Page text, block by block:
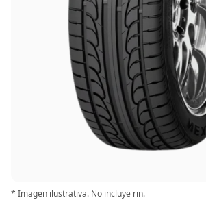
* Imagen ilustrativa. No incluye rin.